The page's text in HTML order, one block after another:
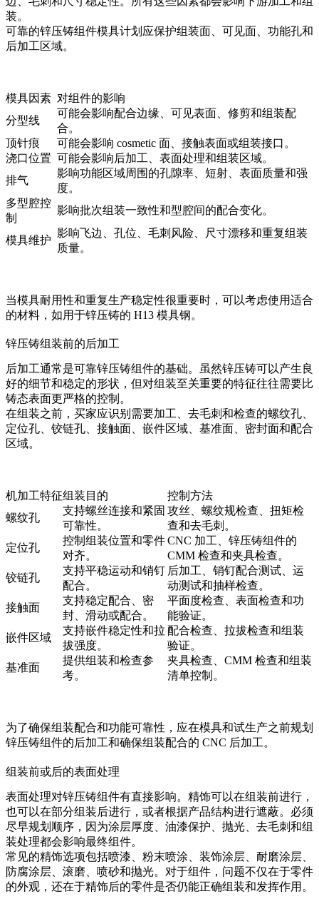
装。
可靠的锌压铸组件模具计划应保护组装面、可见面、功能孔和
后加工区域。
模具因素 对组件的影响
分型线
可能会影响配合边缘、可见表面、修剪和组装配
合。
顶针痕
可能会影响 cosmetic 面、接触表面或组装接口。
浇口位置 可能会影响后加工、表面处理和组装区域。
排气
影响功能区域周围的孔隙率、短射、表面质量和强
度。
多型腔控
制
影响批次组装一致性和型腔间的配合变化。
模具维护
影响飞边、孔位、毛刺风险、尺寸漂移和重复组装
质量。
当模具耐用性和重复生产稳定性很重要时，可以考虑使用适合
的材料，如用于锌压铸的 H13 模具钢。
锌压铸组装前的后加工
后加工通常是可靠锌压铸组件的基础。虽然锌压铸可以产生良
好的细节和稳定的形状，但对组装至关重要的特征往往需要比
铸态表面更严格的控制。
在组装之前，买家应识别需要加工、去毛刺和检查的螺纹孔、
定位孔、铰链孔、接触面、嵌件区域、基准面、密封面和配合
区域。
机加工特征组装目的
控制方法
螺纹孔
支持螺丝连接和紧固
可靠性。
攻丝、螺纹规检查、扭矩检
查和去毛刺。
定位孔
控制组装位置和零件
对齐。
CNC 加工、 锌压铸组件的
CMM 检查和夹具检查。
铰链孔
支持平稳运动和销钉
配合。
后加工、销钉配合测试、运
动测试和抽样检查。
接触面
支持稳定配合、密
封、滑动或配合。
平面度检查、表面检查和功
能验证。
嵌件区域
支持嵌件稳定性和拉
拔强度。
配合检查、拉拔检查和组装
验证。
基准面
提供组装和检查参
考。
夹具检查、CMM 检查和组装
清单控制。
为了确保组装配合和功能可靠性，应在模具和试生产之前规划
锌压铸组件的后加工和确保组装配合的 CNC 后加工。
组装前或后的表面处理
表面处理对锌压铸组件有直接影响。精饰可以在组装前进行，
也可以在部分组装后进行，或者根据产品结构进行遮蔽。必须
尽早规划顺序，因为涂层厚度、油漆保护、抛光、去毛刺和组
装处理都会影响最终组件。
常见的精饰选项包括喷漆、粉末喷涂、装饰涂层、耐磨涂层、
防腐涂层、滚磨、喷砂和抛光。对于组件，问题不仅在于零件
的外观，还在于精饰后的零件是否仍能正确组装和发挥作用。